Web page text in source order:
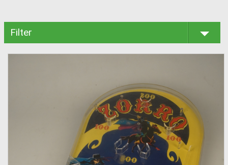
Filter